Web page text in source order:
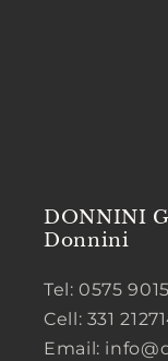
DONNINI
Donnini
Tel: 0575
Cell: 331
Email: